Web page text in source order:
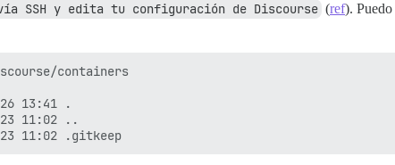
SSH y edita tu configuración de Discourse (ref).
containers
13:41 .
11:02 ..